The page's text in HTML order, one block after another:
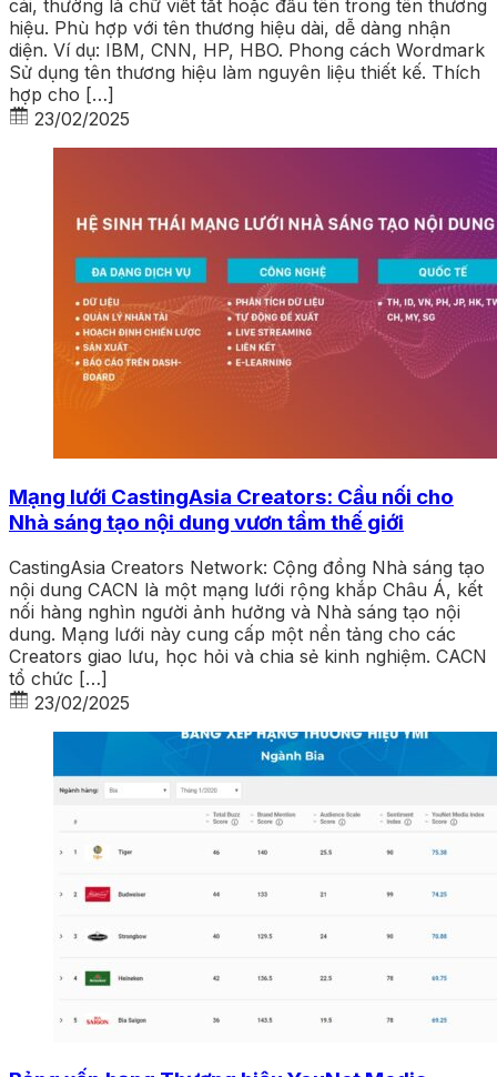
cái, thường là chữ viết tắt hoặc đầu tên trong tên thương
hiệu. Phù hợp với tên thương hiệu dài, dễ dàng nhận
diện. Ví dụ: IBM, CNN, HP, HBO. Phong cách Wordmark
Sử dụng tên thương hiệu làm nguyên liệu thiết kế. Thích
hợp cho […]
23/02/2025
Mạng lưới CastingAsia Creators: Cầu nối cho
Nhà sáng tạo nội dung vươn tầm thế giới
CastingAsia Creators Network: Cộng đồng Nhà sáng tạo
nội dung CACN là một mạng lưới rộng khắp Châu Á, kết
nối hàng nghìn người ảnh hưởng và Nhà sáng tạo nội
dung. Mạng lưới này cung cấp một nền tảng cho các
Creators giao lưu, học hỏi và chia sẻ kinh nghiệm. CACN
tổ chức […]
23/02/2025